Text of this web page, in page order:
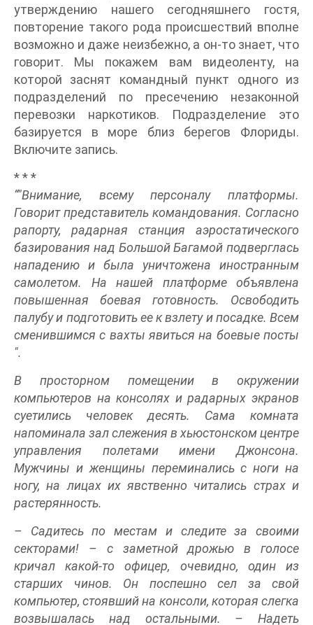
утверждению нашего сегодняшнего гостя,
повторение такого рода происшествий вполне
возможно и даже неизбежно, а он-то знает, что
говорит. Мы покажем вам видеоленту, на
которой заснят командный пункт одного из
подразделений по пресечению незаконной
перевозки наркотиков. Подразделение это
базируется в море близ берегов Флориды.
Включите запись.
* * *
“"Внимание, всему персоналу платформы.
Говорит представитель командования. Согласно
рапорту, радарная станция аэростатического
базирования над Большой Багамой подверглась
нападению и была уничтожена иностранным
самолетом. На нашей платформе объявлена
повышенная боевая готовность. Освободить
палубу и подготовить ее к взлету и посадке. Всем
сменившимся с вахты явиться на боевые посты
".
В просторном помещении в окружении
компьютеров на консолях и радарных экранов
суетились человек десять. Сама комната
напоминала зал слежения в хьюстонском центре
управления полетами имени Джонсона.
Мужчины и женщины переминались с ноги на
ногу, на лицах их явственно читались страх и
растерянность.
– Садитесь по местам и следите за своими
секторами! – с заметной дрожью в голосе
кричал какой-то офицер, очевидно, один из
старших чинов. Он поспешно сел за свой
компьютер, стоявший на консоли, которая слегка
возвышалась над остальными. – Надеть